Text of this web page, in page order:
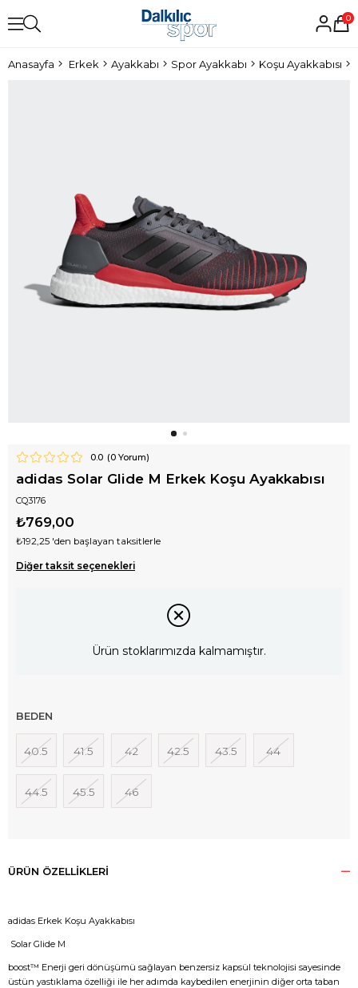
0
Anasayfa Erkek Ayakkabı Spor Ayakkabı Koşu Ayakkabısı
0.0 (0Yorum)
adidas Solar Glide M Erkek Koşu Ayakkabısı
CQ3176
₺769,00
₺192,25 'den başlayan taksitlerle
Diğer taksit seçenekleri
Ürün stoklarımızda kalmamıştır.
BEDEN
40.5 41.5 42 42.5 43.5 44
44.5 45.5 46
ÜRÜN ÖZELLIKLERI
adidas Erkek Koşu Ayakkabısı
Solar Glide M
boost™ Enerji geri dönüşümü sağlayan benzersiz kapsül teknolojisi sayesinde
üstün yastıklama özelliği ile her adımda kaybedilen enerjinin diğer orta taban